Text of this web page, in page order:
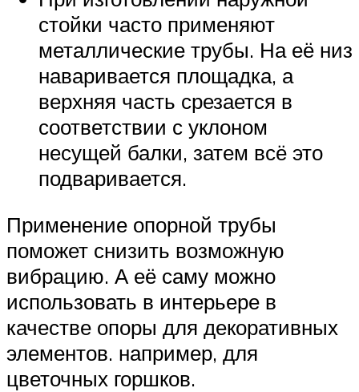
стойки часто применяют
металлические трубы. На её низ
наваривается площадка, а
верхняя часть срезается в
соответствии с уклоном
несущей балки, затем всё это
подваривается.
Применение опорной трубы
поможет снизить возможную
вибрацию. А её саму можно
использовать в интерьере в
качестве опоры для декоративных
элементов. например, для
цветочных горшков.